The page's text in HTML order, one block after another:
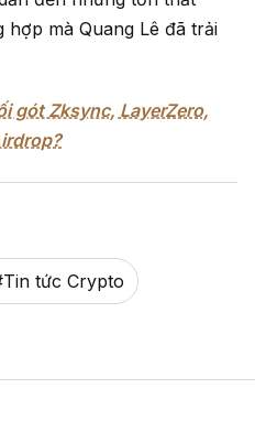
mà Quang Lê đã trải
gót Zksync, LayerZero,
Tin tức Crypto